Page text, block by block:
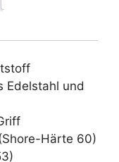
Edelstahl und
Härte 60)